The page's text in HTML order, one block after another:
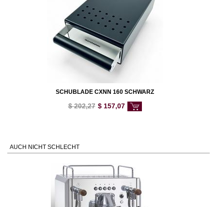
SCHUBLADE CXNN 160 SCHWARZ
$202,27 $ 157,07
AUCH NICHT SCHLECHT